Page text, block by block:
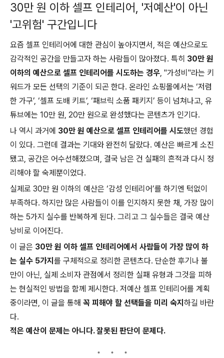
30만 원 이하 셀프 인테리어, '저예산'이 아닌
'고위험' 구간입니다
요즘 셀프 인테리어에 대한 관심이 높아지면서, 적은 예산으로도
감각적인 공간을 만들고자 하는 사람들이 많아졌다. 특히 30만 원
이하의 예산으로 셀프 인테리어를 시도하는 경우, "가성비"라는 키
워드가 모든 선택의 기준이 되곤 한다. 온라인 쇼핑몰에서는 ‘저렴
한 가구’, ‘셀프 도배 키트’, ‘패브릭 소품 패키지’ 등이 넘쳐나고, 유
튜브에는 10만 원, 20만 원으로 완성했다는 콘텐츠가 인기다.
나 역시 과거에 30만 원 예산으로 셀프 인테리어를 시도했던 경험
이 있다. 그런데 결과는 기대와 완전히 달랐다. 예산은 빠르게 소진
됐고, 공간은 어수선해졌으며, 결국 남은 건 실패의 흔적과 다시 정
리해야 할 숙제뿐이었다.
실제로 30만 원 이하의 예산은 ‘감성 인테리어’를 하기엔 턱없이
부족하다. 하지만 많은 사람들이 이를 인지하지 못한 채, 가장 많이
하는 5가지 실수를 반복하게 된다. 그리고 그 실수들은 결국 예산
낭비로 이어진다.
이 글은 30만 원 이하 셀프 인테리어에서 사람들이 가장 많이 하
는 실수 5가지 를 구체적으로 정리한 콘텐츠다. 단순한 후기나 불
만이 아닌, 실제 소비자 관점에서 정리한 실패 유형과 그것을 피하
는 현실적인 방법을 함께 제시한다. 저예산 셀프 인테리어를 계획
중이라면, 이 글을 통해 꼭 피해야 할 선택들을 미리 숙지 하길 바란
다.
적은 예산이 문제는 아니다. 잘못된 판단이 문제다.